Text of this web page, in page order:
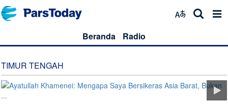
Beranda Radio
TIMUR TENGAH